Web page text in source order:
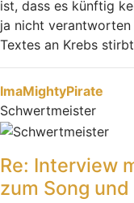
ist, dass es künftig
ja nicht
Textes an Krebs
ImaMightyPirate
Schwertmeister
Re: Interview
zum Song